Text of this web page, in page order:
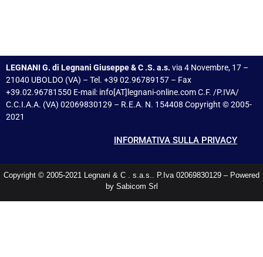
LEGNANI G. di Legnani Giuseppe & C .S. a.s. via 4 Novembre, 17 –
21040 UBOLDO (VA) – Tel. +39 02.96789157 – Fax
+39.02.96781550 E-mail: info[AT]legnani-online.com C.F. /P.IVA/
C.C.I.A.A. (VA) 02069830129 – R.E.A. N. 154408 Copyright © 2005-
2021
INFORMATIVA SULLA PRIVACY
Copyright © 2005-2021 Legnani & C . s.a.s.. P.Iva 02069830129 – Powered
by Sabicom Srl